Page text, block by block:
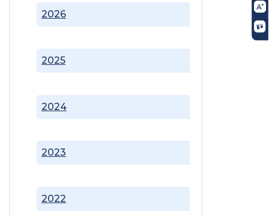
2022
2023
2024
2025
2026